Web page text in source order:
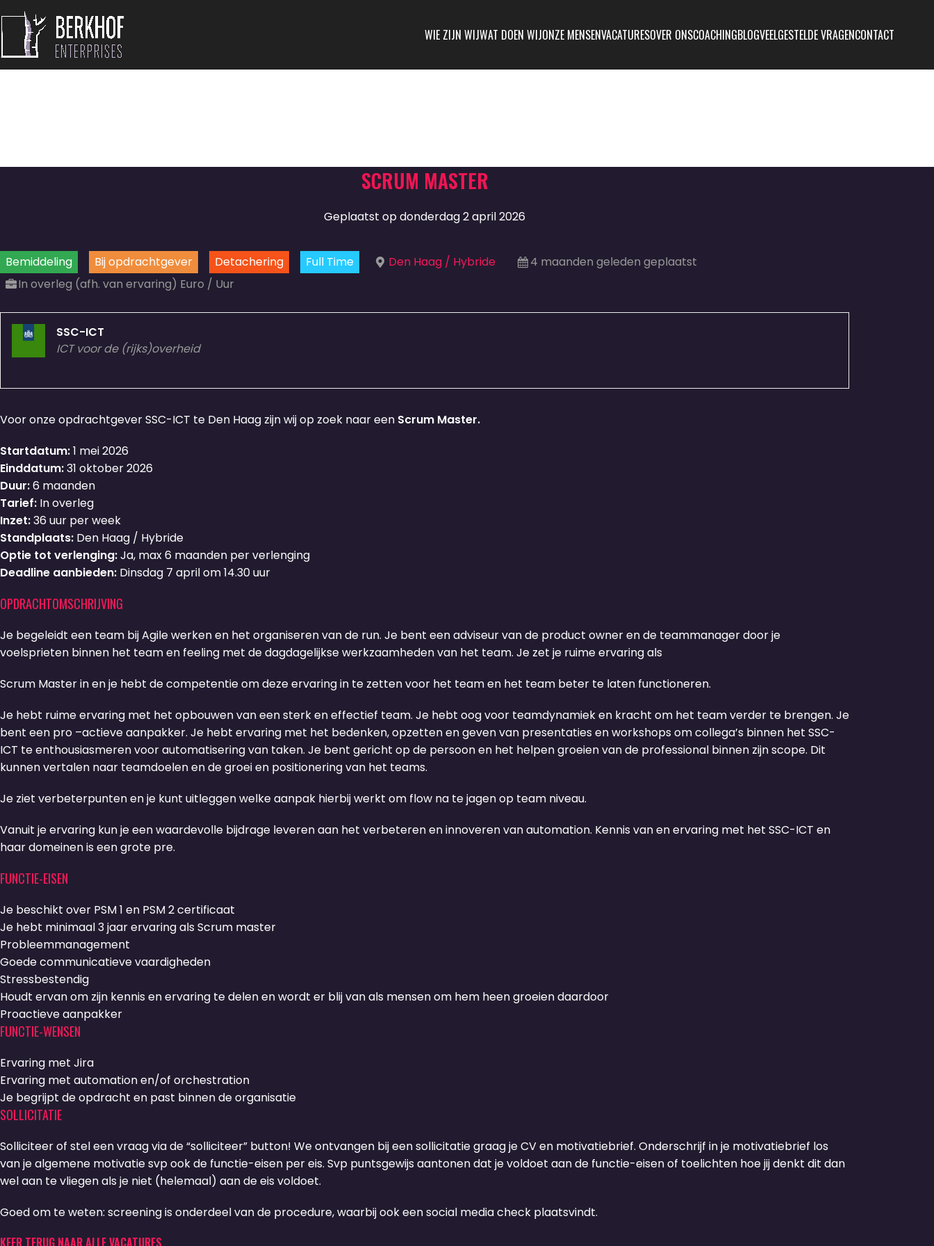
WIE ZIJN WIJWAT DOEN WIJONZE MENSENVACATURESOVER ONSCOACHINGBLOGVEELGESTELDE VRAGENCONTACT
SCRUM MASTER
Geplaatst op donderdag 2 april 2026
Bemiddeling Bij opdrachtgever Detachering Full Time Den Haag / Hybride
4 maanden geleden geplaatst
In overleg (afh. van ervaring) Euro / Uur
SSC-ICT
ICT voor de (rijks)overheid
Voor onze opdrachtgever SSC-ICT te Den Haag zijn wij op zoek naar een Scrum Master.
Startdatum:1 mei 2026
Einddatum:31 oktober 2026
Duur:6 maanden
Tarief: In overleg
Inzet:36 uur per week
Standplaats: Den Haag / Hybride
Optie tot verlenging:Ja, max 6 maanden per verlenging
Deadline aanbieden: Dinsdag 7 april om 14.30 uur
OPDRACHTOMSCHRIJVING
Je begeleidt een team bij Agile werken en het organiseren van de run. Je bent een adviseur van de product owner en de teammanager door je
voelsprieten binnen het team en feeling met de dagdagelijkse werkzaamheden van het team. Je zet je ruime ervaring als
Scrum Masterinenje hebt de competentie om deze ervaringin te zetten voor het team en het team beter te laten functioneren.
Je hebt ruime ervaring met het opbouwen van een sterk en effectief team. Je hebt oog voor teamdynamiek en kracht om het team verder te brengen. Je
bent een pro –actieve aanpakker. Je hebt ervaring met het bedenken, opzetten en geven van presentaties enworkshops om collega’s binnen het SSC-
ICT te enthousiasmeren voor automatisering van taken. Je bent gericht op de persoon en het helpen groeien van de professional binnen zijn scope. Dit
kunnen vertalen naar teamdoelen en de groei en positionering van het teams.
Je ziet verbeterpunten enje kunt uitleggen welke aanpak hierbij werkt om flow na te jagenop team niveau.
Vanuit jeervaring kun jeeen waardevolle bijdrage leveren aan het verbeteren en innoveren vanautomation. Kennis vanen ervaring met het SSC-ICT en
haar domeinen is een grote pre.
FUNCTIE-EISEN
Je beschikt over PSM 1 en PSM 2 certificaat
Je hebt minimaal 3 jaar ervaring als Scrum master
Probleemmanagement
Goede communicatieve vaardigheden
Stressbestendig
Houdt ervan om zijn kennis en ervaring te delen en wordt er blij van als mensen om hem heen groeien daardoor
Proactieve aanpakker
FUNCTIE-WENSEN
Ervaring met Jira
Ervaring met automation en/of orchestration
Je begrijpt de opdracht en past binnen de organisatie
SOLLICITATIE
Solliciteer of stel een vraag via de “solliciteer” button! We ontvangen bij een sollicitatie graag je CV en motivatiebrief. Onderschrijf in je motivatiebrief los
van je algemene motivatie svp ook de functie-eisen per eis. Svp puntsgewijs aantonen dat je voldoet aan de functie-eisen of toelichten hoe jij denkt dit dan
wel aan te vliegen als je niet (helemaal) aan de eis voldoet.
Goed om te weten: screening is onderdeel van de procedure, waarbij ook een social media check plaatsvindt.
KEER TERUG NAAR ALLE VACATURES